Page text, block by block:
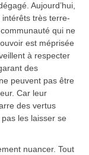
Aujourd’hui,
très terre-
qui ne
est méprisée
à respecter
des
peuvent pas être
Car leur
des vertus
les laisser se
nuancer. Tout